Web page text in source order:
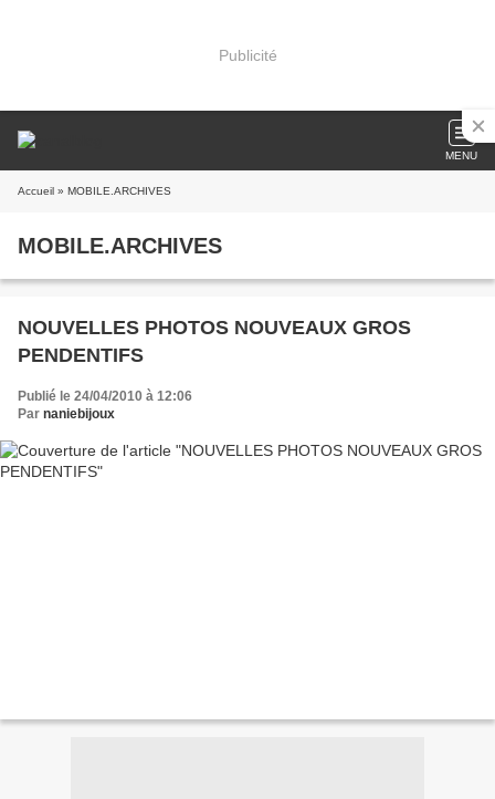
Publicité
MENU
Accueil » MOBILE.ARCHIVES
MOBILE.ARCHIVES
NOUVELLES PHOTOS NOUVEAUX GROS
PENDENTIFS
Publié le 24/04/2010 à 12:06
Par naniebijoux